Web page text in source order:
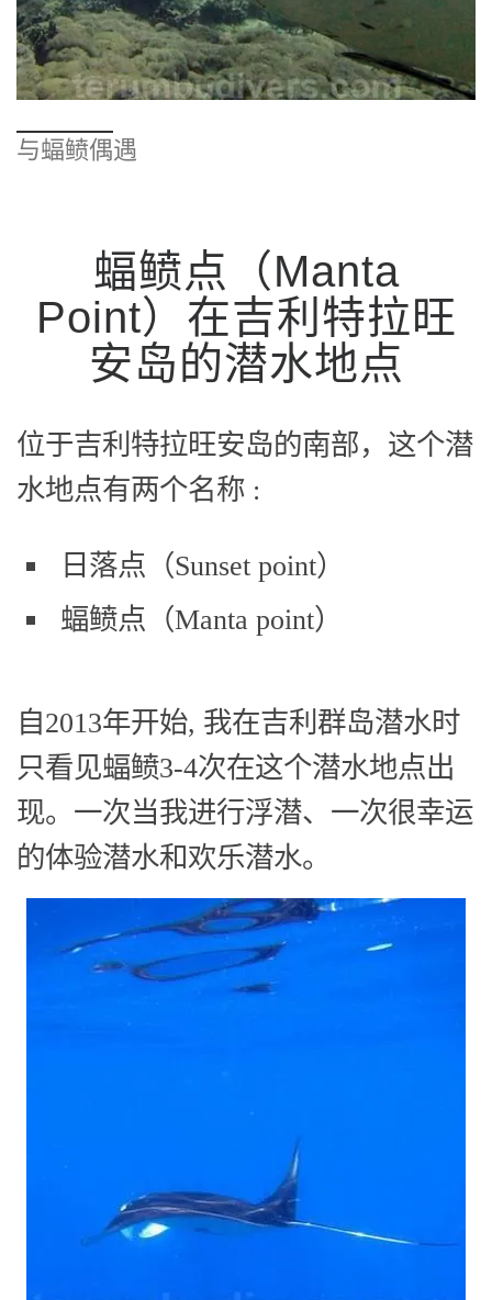
与蝠鲼偶遇
蝠鲼点（Manta
Point）在吉利特拉旺
安岛的潜水地点
位于吉利特拉旺安岛的南部，这个潜
水地点有两个名称 :
日落点（Sunset point）
蝠鲼点（Manta point）
自2013年开始, 我在吉利群岛潜水时
只看见蝠鲼3-4次在这个潜水地点出
现。一次当我进行浮潜、一次很幸运
的体验潜水和欢乐潜水。